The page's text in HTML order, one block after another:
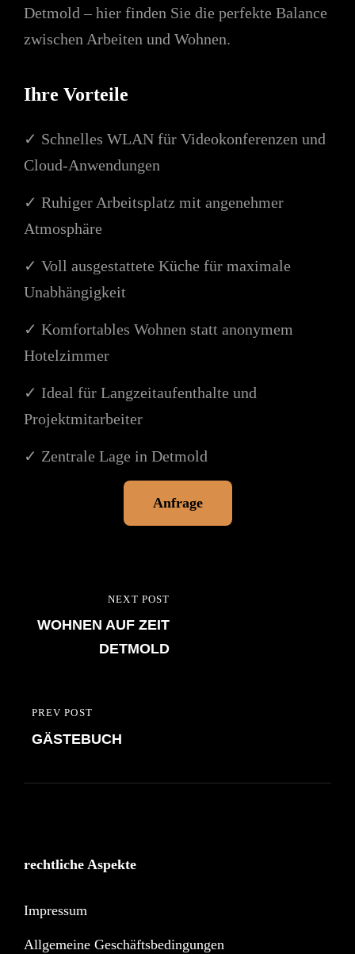
Detmold – hier finden Sie die perfekte Balance
zwischen Arbeiten und Wohnen.
Ihre Vorteile
✓ Schnelles WLAN für Videokonferenzen und
Cloud-Anwendungen
✓ Ruhiger Arbeitsplatz mit angenehmer
Atmosphäre
✓ Voll ausgestattete Küche für maximale
Unabhängigkeit
✓ Komfortables Wohnen statt anonymem
Hotelzimmer
✓ Ideal für Langzeitaufenthalte und
Projektmitarbeiter
✓ Zentrale Lage in Detmold
Anfrage
Beitragsnavigation
PREVIOUS
POST
PREV POST
GÄSTEBUCH
POST
NEXT POST
WOHNEN AUF ZEIT
DETMOLD
rechtliche Aspekte
Impressum
Allgemeine Geschäftsbedingungen